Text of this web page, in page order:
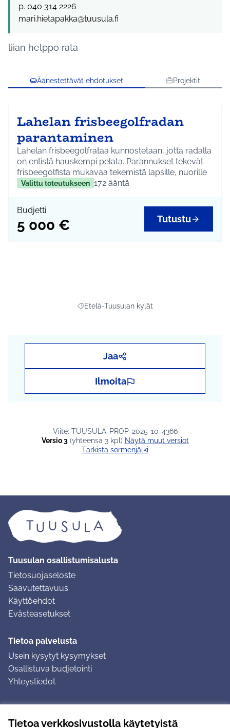
Tietoa verkkosivustolla käytetyistä
p. 040 314 2226
mari.hietapakka@tuusula.fi
liian helppo rata
Äänestettävät ehdotukset Projektit
Lahelan frisbeegolfradan
parantaminen
Lahelan frisbeegolfrataa kunnostetaan, jotta radalla
on entistä hauskempi pelata. Parannukset tekevät
frisbeegolfista mukavaa tekemistä lapsille, nuorille
ja perheille.
suunnittelusta, uusista koreista, tarvikkeista ja
konetyöstä.
Valittu toteutukseen 172 ääntä
Budjetti
5 000 € Tutustu
Rajaa tulokset teeman mukaan: Etelä-
Etelä-Tuusulan kylät
Jaa
Ilmoita
Viite: TUUSULA-PROP-2025-10-4366
Versio 3(yhteensä 3 kpl)
näytä muut versiot
Tarkista sormenjälki
Tuusulan osallistumisalusta
Tietosuojaseloste
Saavutettavuus
Käyttöehdot
Evästeasetukset
Tietoa palvelusta
Usein kysytyt kysymykset
Osallistuva budjetointi
Yhteystiedot